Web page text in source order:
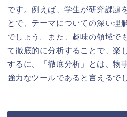
です。例えば、学生が研究課題
とで、テーマについての深い理
でしょう。また、趣味の領域で
て徹底的に分析することで、楽
するに、「徹底分析」とは、物
強力なツールであると言えるで